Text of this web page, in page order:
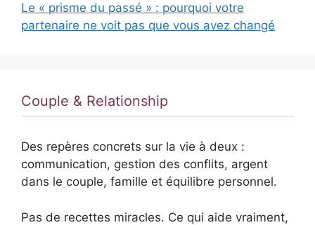
Le « prisme du passé » : pourquoi votre
partenaire ne voit pas que vous avez changé
Couple & Relationship
Des repères concrets sur la vie à deux :
communication, gestion des conflits, argent
dans le couple, famille et équilibre personnel.
Pas de recettes miracles. Ce qui aide vraiment,